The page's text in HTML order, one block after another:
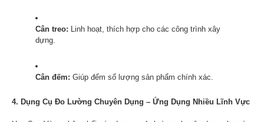
Cân treo: Linh hoạt, thích hợp cho các công trình xây
dựng.
Cân đếm: Giúp đếm số lượng sản phẩm chính xác.
4. Dụng Cụ Đo Lường Chuyên Dụng – Ứng Dụng Nhiều Lĩnh Vực